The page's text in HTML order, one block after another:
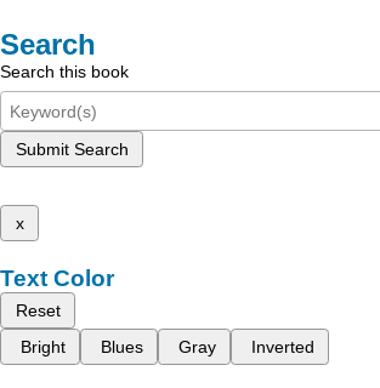
Search
Search this book
Submit Search
x
Text Color
Reset
Bright
Blues Gray Inverted